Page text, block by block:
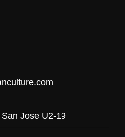
Jose U2-19